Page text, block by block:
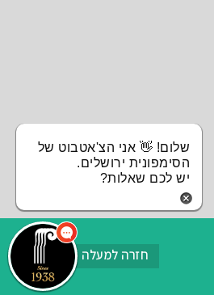
חזרה למעלה
שלום! 👋 אני הצ'אטבוט של
הסימפונית ירושלים.
יש לכם שאלות?